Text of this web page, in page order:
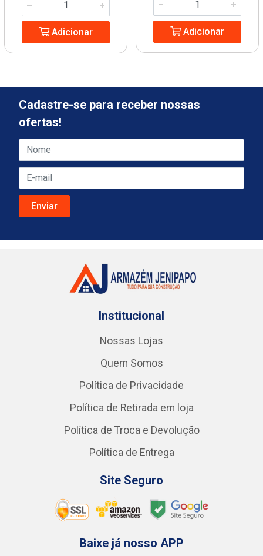
Adicionar Adicionar
Cadastre-se para receber nossas
ofertas!
Institucional
Nossas Lojas
Quem Somos
Política de Privacidade
Política de Retirada em loja
Política de Troca e Devolução
Política de Entrega
Site Seguro
Baixe já nosso APP